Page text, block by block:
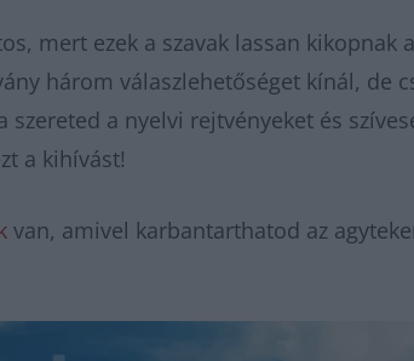
mert ezek a szavak lassan kikopnak
három válaszlehetőséget kínál, de
a nyelvi rejtvényeket és
a kihívást!
van, amivel karbantarthatod az